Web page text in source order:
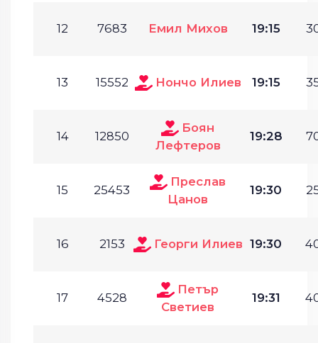
12 7683 Емил Михов 19:15
13 15552 Нончо Илиев 19:15
14 12850
Боян
Лефтеров
19:28
15 25453
Преслав
Цанов
19:30
16 2153 Георги Илиев 19:30
17 4528
Петър
Светиев
19:31